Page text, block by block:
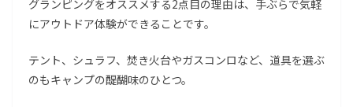
グランピングをオススメする2点目の理由は、手ぶらで気軽
にアウトドア体験ができることです。
テント、シュラフ、焚き火台やガスコンロなど、道具を選ぶ
のもキャンプの醍醐味のひとつ。